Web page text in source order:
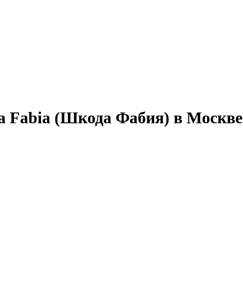
Fabia (Шкода Фабия) в Москве